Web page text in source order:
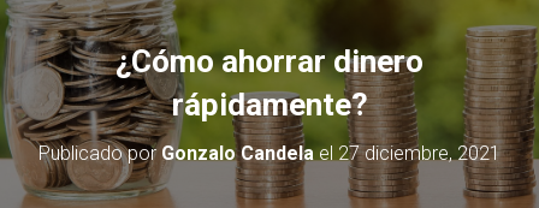
¿Cómo ahorrar dinero
rápidamente?
Publicado por Gonzalo Candelael 27 diciembre, 2021